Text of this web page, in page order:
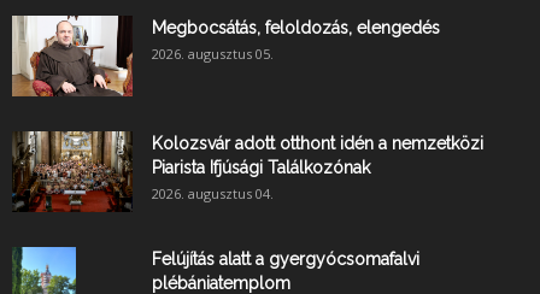
Megbocsátás, feloldozás, elengedés
2026. augusztus 05.
Kolozsvár adott otthont idén a nemzetközi
Piarista Ifjúsági Találkozónak
2026. augusztus 04.
Felújítás alatt a gyergyócsomafalvi
plébániatemplom